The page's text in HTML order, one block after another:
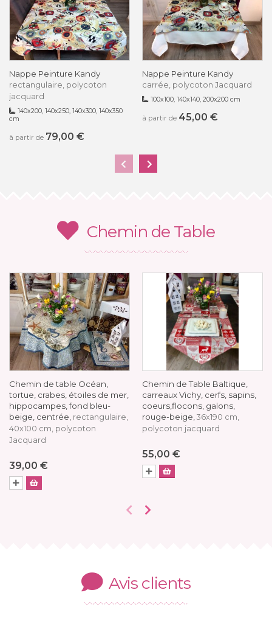
Nappe Peinture Kandy
rectangulaire, polycoton
jacquard
140x200, 140x250, 140x300, 140x350
cm
à partir de 79,00 €
Nappe Peinture Kandy
carrée, polycoton Jacquard
100x100, 140x140, 200x200 cm
à partir de 45,00 €
Chemin de Table
Chemin de table Océan,
tortue, crabes, étoiles de mer,
hippocampes, fond bleu-
beige, centrée, rectangulaire,
40x100 cm, polycoton
Jacquard
39,00 €
Chemin de Table Baltique,
carreaux Vichy, cerfs, sapins,
coeurs,flocons, galons,
rouge-beige, 36x190 cm,
polycoton jacquard
55,00 €
Avis clients